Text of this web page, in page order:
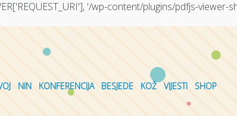
'/wp-content/plugins/pdfjs-
NIN KONFERENCIJA BESJEDE KOŽ VIJESTI SHOP